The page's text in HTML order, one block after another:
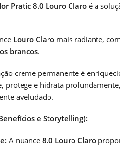
Pratic 8.0 Louro Claro é a
Louro Claro mais radiante,
brancos.
creme permanente é
protege e hidrata
aveludado.
e Storytelling):
A nuance 8.0 Louro Claro